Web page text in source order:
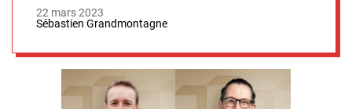
22 mars 2023
Sébastien Grandmontagne